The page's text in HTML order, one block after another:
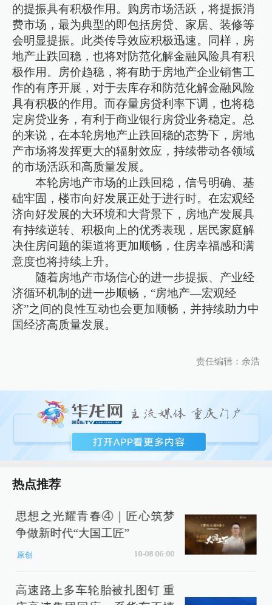
的提振具有积极作用。购房市场活跃，将提振消
费市场，最为典型的即包括房贷、家居、装修等
会明显提振。此类传导效应积极迅速。同样，房
地产止跌回稳，也将对防范化解金融风险具有积
极作用。房价趋稳，将有助于房地产企业销售工
作的有序开展，对于去库存和防范化解金融风险
具有积极的作用。而存量房贷利率下调，也将稳
定房贷业务，有利于商业银行房贷业务稳定。总
的来说，在本轮房地产止跌回稳的态势下，房地
产市场将发挥更大的辐射效应，持续带动各领域
的市场活跃和高质量发展。
本轮房地产市场的止跌回稳，信号明确、基
础牢固，楼市向好发展正处于进行时。在宏观经
济向好发展的大环境和大背景下，房地产发展具
有持续逆转、积极向上的优秀表现，居民家庭解
决住房问题的渠道将更加顺畅，住房幸福感和满
意度也将持续上升。
随着房地产市场信心的进一步提振、产业经
济循环机制的进一步顺畅，“房地产—宏观经
济”之间的良性互动也会更加顺畅，并持续助力中
国经济高质量发展。
责任编辑：余浩
热点推荐
思想之光耀青春④｜匠心筑梦
争做新时代“大国工匠”
原创 10-08 06:00
高速路上多车轮胎被扎图钉 重